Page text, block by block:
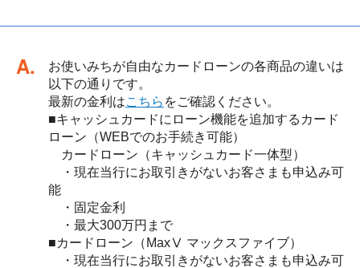
回答
お使いみちが自由なカードローンの各商品の違いは
以下の通りです。
最新の金利はこちら をご確認ください。
■キャッシュカードにローン機能を追加するカード
ローン（WEBでのお手続き可能）
カードローン（キャッシュカード一体型）
・現在当行にお取引きがないお客さまも申込み可
能
・固定金利
・最大300万円まで
■カードローン（MaxⅤ マックスファイブ）
・現在当行にお取引きがないお客さまも申込み可